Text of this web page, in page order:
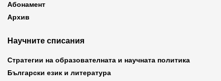
Абонамент
Архив
Научните списания
Стратегии на образователната и научната политика
Български език и литература